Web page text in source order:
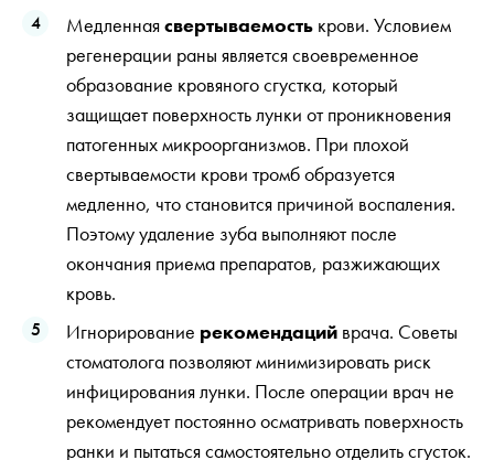
Медленнаясвертываемость крови. Условием
регенерации раны является своевременное
образование кровяного сгустка, который
защищает поверхность лунки от проникновения
патогенных микроорганизмов. При плохой
свертываемости крови тромб образуется
медленно, что становится причиной воспаления.
Поэтому удаление зуба выполняют после
окончания приема препаратов, разжижающих
кровь.
Игнорирование рекомендаций врача. Советы
стоматолога позволяют минимизировать риск
инфицирования лунки. После операции врач не
рекомендует постоянно осматривать поверхность
ранки и пытаться самостоятельно отделить сгусток.